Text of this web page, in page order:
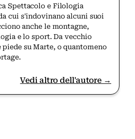
Spettacolo e Filologia
cui s'indovinano alcuni suoi
anche le montagne,
e lo sport. Da vecchio
su Marte, o quantomeno
Vedi altro dell'autore →